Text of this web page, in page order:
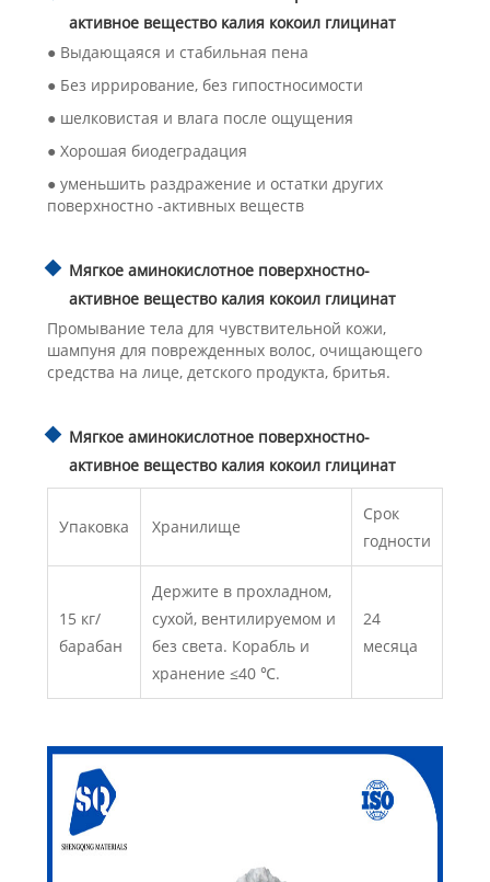
активное вещество калия кокоил глицинат
● Выдающаяся и стабильная пена
● Без иррирование, без гипостносимости
● шелковистая и влага после ощущения
● Хорошая биодеградация
● уменьшить раздражение и остатки других
поверхностно -активных веществ
Мягкое аминокислотное поверхностно-
активное вещество калия кокоил глицинат
Промывание тела для чувствительной кожи,
шампуня для поврежденных волос, очищающего
средства на лице, детского продукта, бритья.
Мягкое аминокислотное поверхностно-
активное вещество калия кокоил глицинат
Упаковка Хранилище
Срок
годности
15 кг/
барабан
Держите в прохладном,
сухой, вентилируемом и
без света. Корабль и
хранение ≤40 ℃.
24
месяца